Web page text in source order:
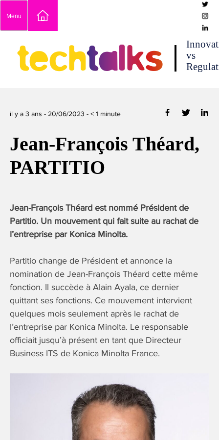
content
Menu
techtalks
vs
il y a 3 ans - 20/06/2023 - < 1 minute
Jean-François Théard,
PARTITIO
Jean-François Théard est nommé Président de
Partitio. Un mouvement qui fait suite au rachat de
l’entreprise par Konica Minolta.
Partitio change de Président et annonce la
nomination de Jean-François Théard cette même
fonction. Il succède à Alain Ayala, ce dernier
quittant ses fonctions. Ce mouvement intervient
quelques mois seulement après le rachat de
l’entreprise par Konica Minolta. Le responsable
officiait jusqu’à présent en tant que Directeur
Business ITS de Konica Minolta France.